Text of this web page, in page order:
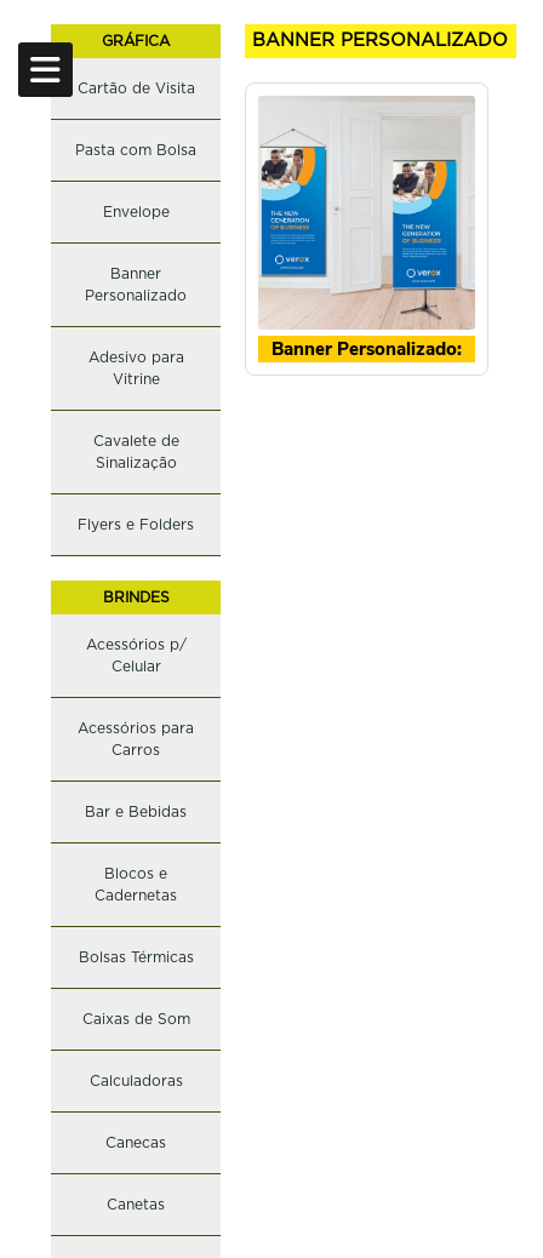
GRÁFICA
Cartão de Visita
Pasta com Bolsa
Envelope
Banner
Personalizado
Adesivo para
Vitrine
Cavalete de
Sinalização
Flyers e Folders
BRINDES
Acessórios p/
Celular
Acessórios para
Carros
Bar e Bebidas
Blocos e
Cadernetas
Bolsas Térmicas
Caixas de Som
Calculadoras
Canecas
Canetas
BANNER PERSONALIZADO
Banner Personalizado:
CARRINHO
COR
Telefone